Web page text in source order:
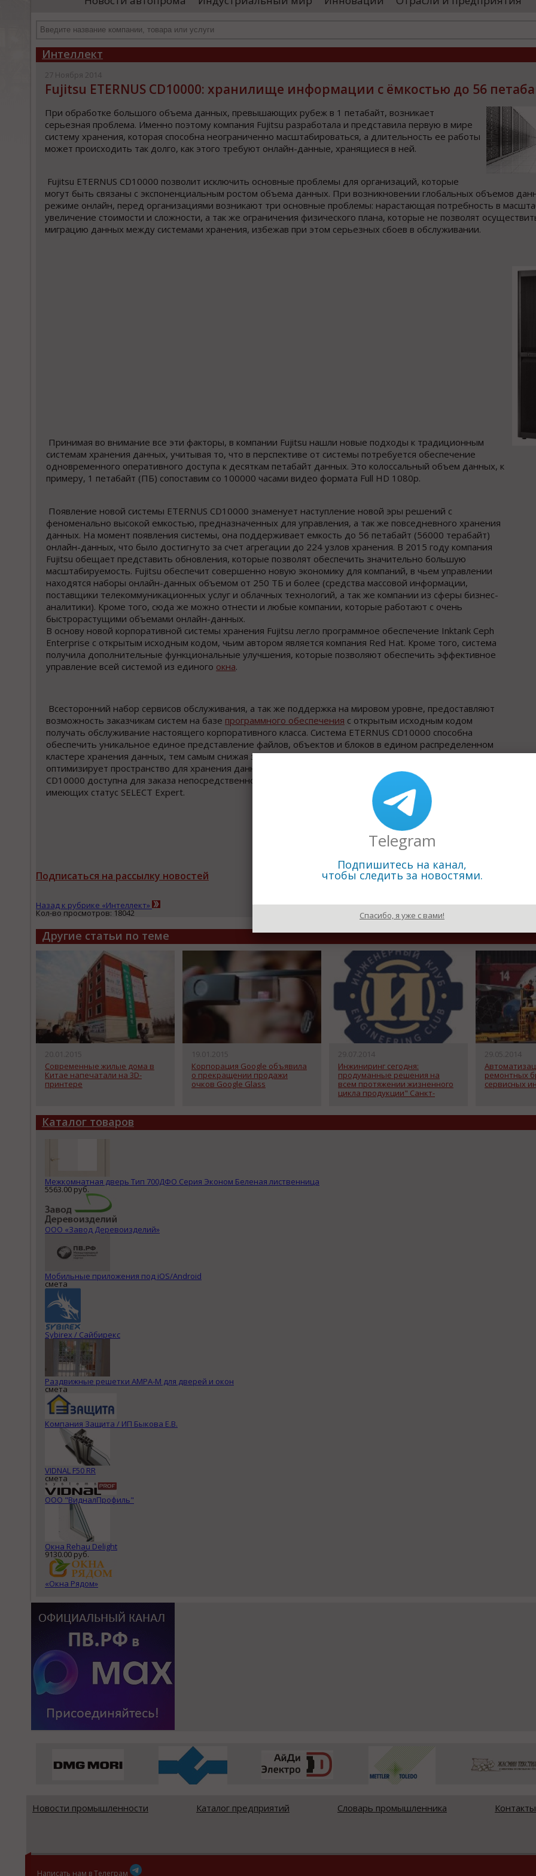
иностранными удостоверяющими центрами.
проводятся необходимые проверки, после
«Уральские
Интеллект
27 Ноября 2014
Fujitsu ETERNUS CD10000: хранилище информации с ёмкостью до 56
При обработке большого объема данных, превышающих рубеж в 1 петабайт, возникает
серьезная проблема. Именно поэтому компания Fujitsu разработала и представила первую в мире
систему хранения, которая способна неограниченно масштабироваться, а длительность ее работы
может происходить так долго, как этого требуют онлайн-данные, хранящиеся в ней.
Fujitsu ETERNUS CD10000 позволит исключить основные проблемы для организаций, которые
могут быть связаны с экспоненциальным ростом объема данных. При возникновении глобальных объемов
режиме онлайн, перед организациями возникают три основные проблемы: нарастающая потребность в
увеличение стоимости и сложности, а так же ограничения физического плана, которые не позволят
миграцию данных между системами хранения, избежав при этом серьезных сбоев в обслуживании.
Принимая во внимание все эти факторы, в компании Fujitsu нашли новые подходы к традиционным
системам хранения данных, учитывая то, что в перспективе от системы потребуется обеспечение
одновременного оперативного доступа к десяткам петабайт данных. Это колоссальный объем данных, к
примеру, 1 петабайт (ПБ) сопоставим со 100000 часами видео формата Full HD 1080p.
Появление новой системы ETERNUS CD10000 знаменует наступление новой эры решений с
феноменально высокой емкостью, предназначенных для управления, а так же повседневного хранения
данных. На момент появления системы, она поддерживает емкость до 56 петабайт (56000 терабайт)
онлайн-данных, что было достигнуто за счет агрегации до 224 узлов хранения. В 2015 году компания
Fujitsu обещает представить обновления, которые позволят обеспечить значительно большую
масштабируемость. Fujitsu обеспечит совершенно новую экономику для компаний, в чьем управлении
находятся наборы онлайн-данных объемом от 250 ТБ и более (средства массовой информации,
поставщики телекоммуникационных услуг и облачных технологий, а так же компании из сферы бизнес-
аналитики). Кроме того, сюда же можно отнести и любые компании, которые работают с очень
быстрорастущими объемами онлайн-данных.
В основу новой корпоративной системы хранения Fujitsu легло программное обеспечение Inktank Ceph
Enterprise с открытым исходным кодом, чьим автором является компания Red Hat. Кроме того, система
получила дополнительные функциональные улучшения, которые позволяют обеспечить эффективное
управление всей системой из единого окна.
Всесторонний набор сервисов обслуживания, а так же поддержка на мировом уровне, предоставляют
возможность заказчикам систем на базе программного обеспечения с открытым исходным кодом
получать обслуживание настоящего корпоративного класса. Система ETERNUS CD10000 способна
обеспечить уникальное единое представление файлов, объектов и блоков в едином распределенном
кластере хранения данных, тем самым снижая затраты на управление, их сложность. Кроме того, система
оптимизирует пространство для хранения данных на физических дисках. Новая система ETERNUS
CD10000 доступна для заказа непосредственно у Fujitsu, а так же у официальных партнеров компании,
имеющих статус SELECT Expert.
Подписаться на рассылку новостей
Назад к рубрике «Интеллект»
Кол-во просмотров: 18042
Другие статьи по теме
20.01.2015
Современные жилые дома в
Китае напечатали на 3D-
принтере
19.01.2015
Корпорация Google объявила
о прекращении продажи
очков Google Glass
29.07.2014
Инжиниринг сегодня:
продуманные решения на
всем протяжении жизненного
цикла продукции" Санкт-
29.05.2014
ремонтных
сервисных
Каталог товаров
Межкомнатная дверь Тип 700ДФО Серия Эконом Беленая лиственница
5563.00 руб.
ООО «Завод Деревоизделий»
Мобильные приложения под iOS/Android
смета
Sybirex / Сайбирекс
Раздвижные решетки АМРА-М для дверей и окон
смета
Компания Защита / ИП Быкова Е.В.
VIDNAL F50 RR
смета
ООО "ВидналПрофиль"
Окна Rehau Delight
9130.00 руб.
«Окна Рядом»
Новости промышленности Каталог предприятий Словарь промышленника Контакты
Написать нам в Телеграм
Telegram
Подпишитесь на канал,
чтобы следить за новостями.
Спасибо, я уже с вами!